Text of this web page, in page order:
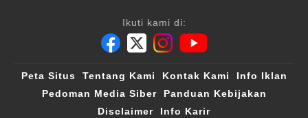
Ikuti kami di:
Peta Situs Tentang Kami Kontak Kami
Info Iklan
Pedoman Media Siber
Panduan Kebijakan
Disclaimer
Info Karir